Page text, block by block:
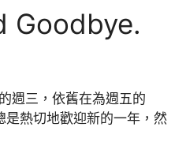
Goodbye.
週三，依舊在為週五的
熱切地歡迎新的一年，然